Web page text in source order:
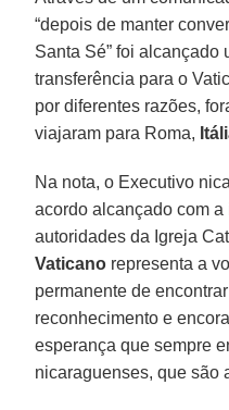
“depois de manter
Santa Sé” foi alcançado
transferência para o
por diferentes razões,
viajaram para Roma,
Na nota, o Executivo
acordo alcançado com
autoridades da Igreja
Vaticano representa a
permanente de
reconhecimento e
esperança que sempre
nicaraguenses, que são